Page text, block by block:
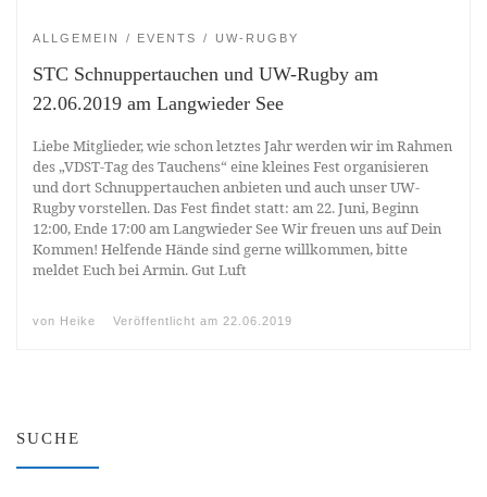
ALLGEMEIN EVENTS UW-RUGBY
STC Schnuppertauchen und UW-Rugby am
22.06.2019 am Langwieder See
Liebe Mitglieder, wie schon letztes Jahr werden wir im Rahmen
des „VDST-Tag des Tauchens“ eine kleines Fest organisieren
und dort Schnuppertauchen anbieten und auch unser UW-
Rugby vorstellen. Das Fest findet statt: am 22. Juni, Beginn
12:00, Ende 17:00 am Langwieder See Wir freuen uns auf Dein
Kommen! Helfende Hände sind gerne willkommen, bitte
meldet Euch bei Armin. Gut Luft
von Heike Veröffentlicht am 22.06.2019
SUCHE